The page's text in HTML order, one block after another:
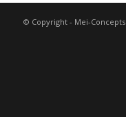
© Copyright - Mei-Concepts